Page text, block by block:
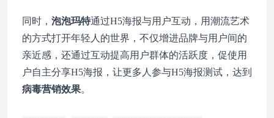
同时， 泡泡玛特通过H5海报与用户互动，用潮流艺术
的方式打开年轻人的世界，不仅增进品牌与用户间的
亲近感，还通过互动提高用户群体的活跃度，促使用
户自主分享H5海报，让更多人参与H5海报测试，达到
病毒营销效果。